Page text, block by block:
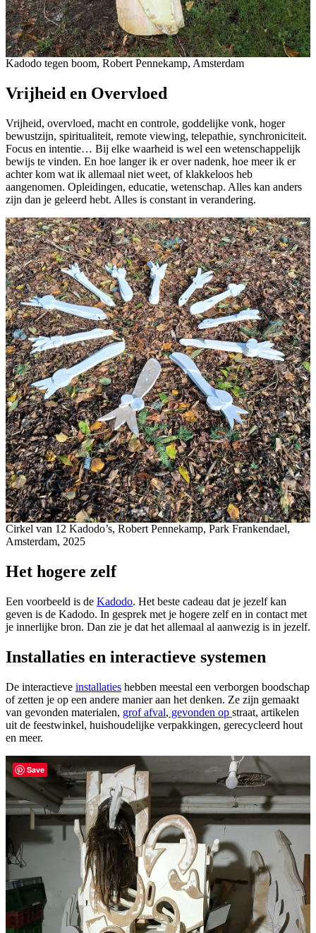
Kadodo tegen boom, Robert Pennekamp, Amsterdam
Vrijheid en Overvloed
Vrijheid, overvloed, macht en controle, goddelijke vonk, hoger
bewustzijn, spiritualiteit, remote viewing, telepathie, synchroniciteit.
Focus en intentie… Bij elke waarheid is wel een wetenschappelijk
bewijs te vinden. En hoe langer ik er over nadenk, hoe meer ik er
achter kom wat ik allemaal niet weet, of klakkeloos heb
aangenomen. Opleidingen, educatie, wetenschap. Alles kan anders
zijn dan je geleerd hebt. Alles is constant in verandering.
Cirkel van 12 Kadodo’s, Robert Pennekamp, Park Frankendael,
Amsterdam, 2025
Het hogere zelf
Een voorbeeld is de Kadodo. Het beste cadeau dat je jezelf kan
geven is de Kadodo. In gesprek met je hogere zelf en in contact met
je innerlijke bron. Dan zie je dat het allemaal al aanwezig is in jezelf.
Installaties en interactieve systemen
De interactieve installaties hebben meestal een verborgen boodschap
of zetten je op een andere manier aan het denken. Ze zijn gemaakt
van gevonden materialen, grof afval, gevonden op straat, artikelen
uit de feestwinkel, huishoudelijke verpakkingen, gerecycleerd hout
en meer.
Save